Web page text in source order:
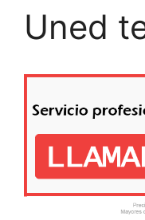
Uned